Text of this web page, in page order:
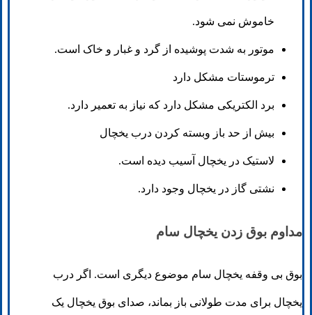
خاموش نمی شود.
موتور به شدت پوشیده از گرد و غبار و خاک است.
ترموستات مشکل دارد
برد الکتریکی مشکل دارد که نیاز به تعمیر دارد.
بیش از حد باز وبسته کردن درب یخچال
لاستیک در یخچال آسیب دیده است.
نشتی گاز در یخچال وجود دارد.
مداوم بوق زدن یخچال سام
بوق بی وقفه یخچال سام موضوع دیگری است. اگر درب
یخچال برای مدت طولانی باز بماند، صدای بوق یخچال یک